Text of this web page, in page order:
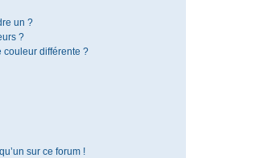
un ?
?
couleur différente ?
sur ce forum !